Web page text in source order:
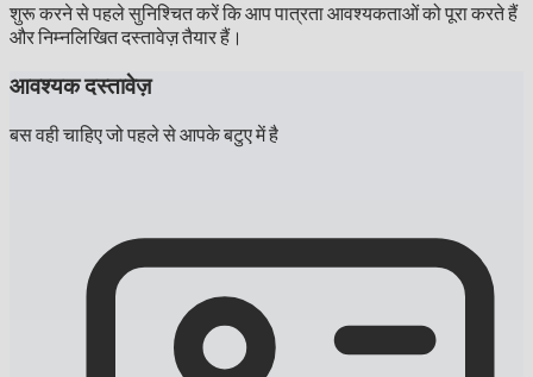
शुरू करने से पहले सुनिश्चित करें कि आप पात्रता आवश्यकताओं को पूरा करते हैं
और निम्नलिखित दस्तावेज़ तैयार हैं।
आवश्यक दस्तावेज़
बस वही चाहिए जो पहले से आपके बटुए में है